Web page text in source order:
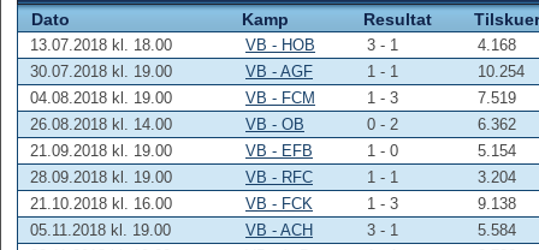
Dato
Kamp Resultat
13.07.2018 kl. 18.00 VB - HOB 3 - 1
4.168
30.07.2018 kl. 19.00
VB - AGF 1 - 1
10.254
04.08.2018 kl. 19.00
VB - FCM 1 - 3
7.519
26.08.2018 kl. 14.00
VB - OB 0 - 2
6.362
21.09.2018 kl. 19.00
VB - EFB 1 - 0
5.154
28.09.2018 kl. 19.00
VB - RFC 1 - 1
3.204
21.10.2018 kl. 16.00
VB - FCK 1 - 3
9.138
05.11.2018 kl. 19.00
VB - ACH 3 - 1
5.584